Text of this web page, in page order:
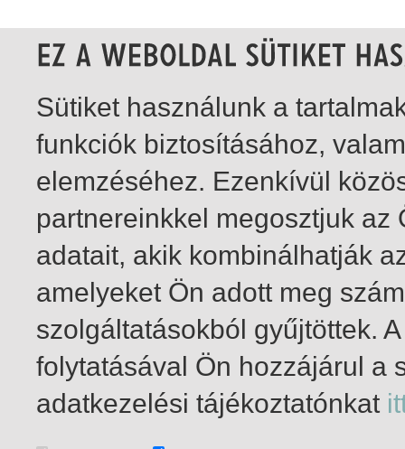
1-2 / insgesamt 2 Treffer
Sütiket használunk a
funkciók biztosításához,
elemzéséhez. Ezenkívül
partnereinkkel megosztjuk
adatait, akik kombinálhatják
amelyeket Ön adott meg
szolgáltatásokból gyűjtöttek.
folytatásával Ön hozzájárul a
adatkezelési tájékoztatónkat